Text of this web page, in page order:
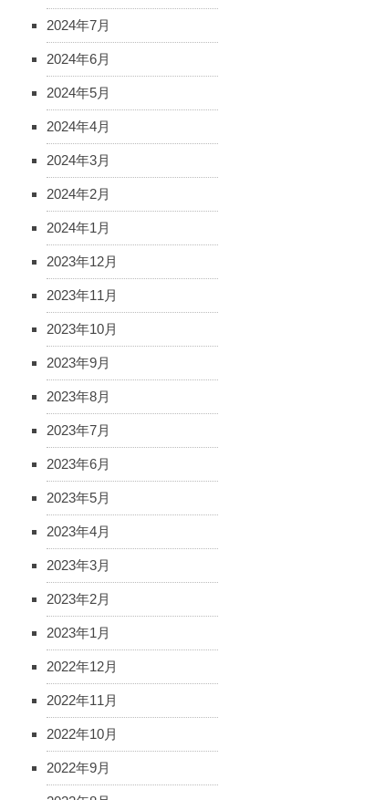
2024年7月
2024年6月
2024年5月
2024年4月
2024年3月
2024年2月
2024年1月
2023年12月
2023年11月
2023年10月
2023年9月
2023年8月
2023年7月
2023年6月
2023年5月
2023年4月
2023年3月
2023年2月
2023年1月
2022年12月
2022年11月
2022年10月
2022年9月